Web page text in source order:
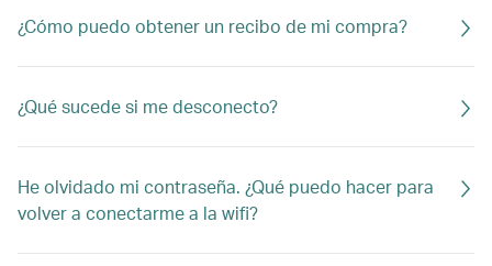
¿Cómo puedo obtener un recibo de mi compra?
¿Qué sucede si me desconecto?
He olvidado mi contraseña. ¿Qué puedo hacer para
volver a conectarme a la wifi?